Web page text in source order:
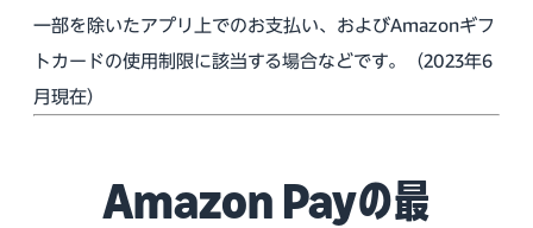
一部を除いたアプリ上でのお支払い、およびAmazonギフ
トカードの使用制限に該当する場合などです。（2023年6
月現在）
Amazon Payの最